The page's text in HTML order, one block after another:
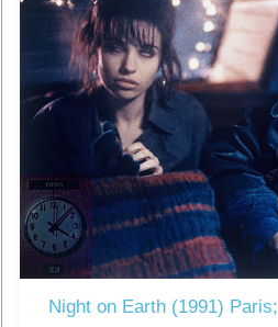
Night on Earth (1991)